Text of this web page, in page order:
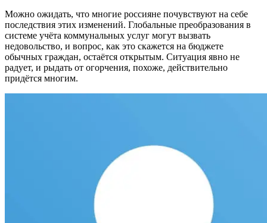
Можно ожидать, что многие россияне почувствуют на себе
последствия этих изменений. Глобальные преобразования в
системе учёта коммунальных услуг могут вызвать
недовольство, и вопрос, как это скажется на бюджете
обычных граждан, остаётся открытым. Ситуация явно не
радует, и рыдать от огорчения, похоже, действительно
придётся многим.